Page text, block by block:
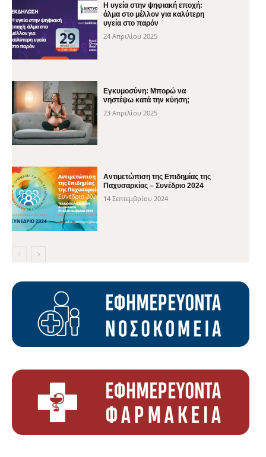
H υγεία στην ψηφιακή εποχή:
άλμα στο μέλλον για καλύτερη
υγεία στο παρόν
24 Απριλίου 2025
Εγκυμοσύνη: Μπορώ να
νηστέψω κατά την κύηση;
23 Απριλίου 2025
Αντιμετώπιση της Επιδημίας της
Παχυσαρκίας – Συνέδριο 2024
14 Σεπτεμβρίου 2024